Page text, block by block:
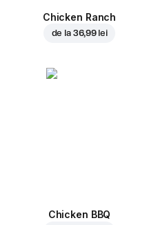
Chicken Ranch
de la 36,99 lei
Chicken BBQ